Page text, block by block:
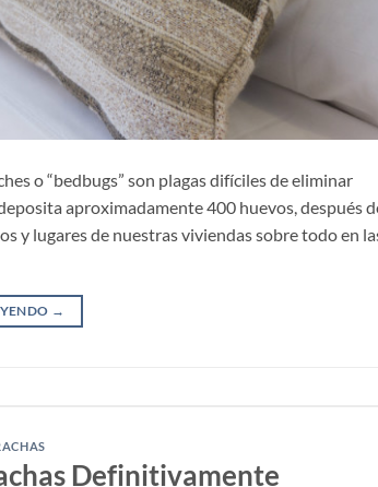
o “bedbugs” son plagas difíciles de eliminar
aproximadamente 400 huevos, después
y lugares de nuestras viviendas sobre todo en
→
Definitivamente